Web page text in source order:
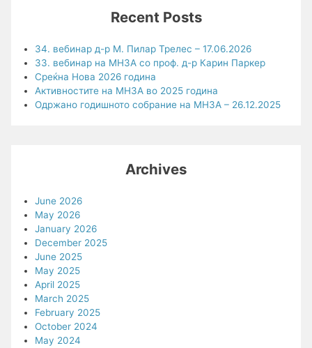
Recent Posts
34. вебинар д-р М. Пилар Трелес – 17.06.2026
33. вебинар на МНЗА со проф. д-р Карин Паркер
Среќна Нова 2026 година
Активностите на МНЗА во 2025 година
Одржано годишното собрание на МНЗА – 26.12.2025
Archives
June 2026
May 2026
January 2026
December 2025
June 2025
May 2025
April 2025
March 2025
February 2025
October 2024
May 2024